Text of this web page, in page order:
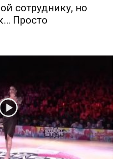
сотруднику, но
Просто